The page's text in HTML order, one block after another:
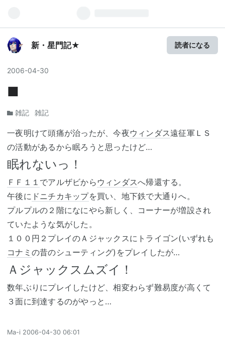
新・星門記★ 読者になる
2006-04-30
■
雑記 雑記
一夜明けて頭痛が治ったが、今夜ウィンダス遠征軍ＬＳ
の活動があるから眠ろうと思ったけど…
眠れないっ！
ＦＦ１１ でアルザビから ウィンダスへ帰還する。
午後に ドニチカキップを買い、地下鉄で大通りへ。
プルプルの２階になにやら新しく、コーナーが増設され
ていたような気がした。
１００円２プレイのＡジャックスにトライゴン(いずれも
コナミ の昔のシューティング)をプレイしたが…
Ａジャックスムズイ！
数年ぶりにプレイしたけど、相変わらず難易度が高くて
３面に到達するのがやっと…
Ma-i 2006-04-30 06:01